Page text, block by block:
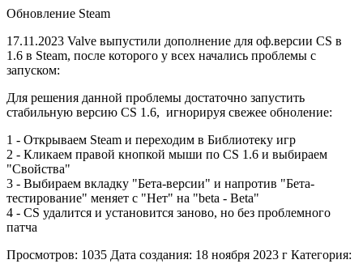
Обновление Steam
17.11.2023 Valve выпустили дополнение для оф.версии CS в
1.6 в Steam, после которого у всех начались проблемы с
запуском:
Для решения данной проблемы достаточно запустить
стабильную версию CS 1.6, игнорируя свежее обноление:
1 - Открываем Steam и переходим в Библиотеку игр
2 - Кликаем правой кнопкой мыши по CS 1.6 и выбираем
"Свойства"
3 - Выбираем вкладку "Бета-версии" и напротив "Бета-
тестирование" меняет с "Нет" на "beta - Beta"
4 - CS удалится и установится заново, но без проблемного
патча
Просмотров: 1035 Дата создания: 18 ноября 2023 г Категория: